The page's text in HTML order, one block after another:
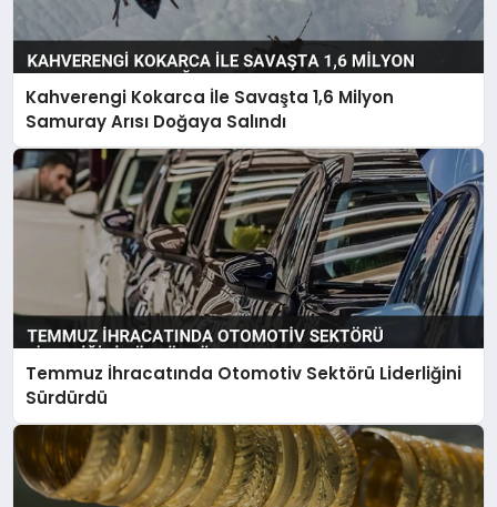
Kahverengi Kokarca İle Savaşta 1,6 Milyon
Samuray Arısı Doğaya Salındı
Temmuz İhracatında Otomotiv Sektörü Liderliğini
Sürdürdü